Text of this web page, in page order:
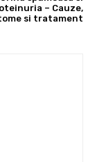
– Cauze,
si tratament